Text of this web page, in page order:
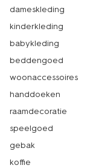
HEMA-winkel bij
verschillende
wat bij jouw
je snel alles in
dameskleding
kinderkleding
babykleding
beddengoed
woonaccessoires
handdoeken
raamdecoratie
speelgoed
gebak
koffie